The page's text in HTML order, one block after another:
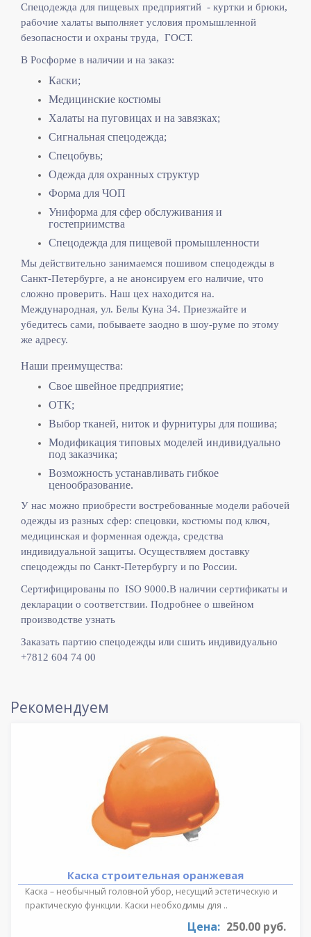
Спецодежда для пищевых предприятий - куртки и брюки,
рабочие халаты выполняет условия промышленной
безопасности и охраны труда, ГОСТ.
В Росформе в наличии и на заказ:
Каски;
Медицинские костюмы
Халаты на пуговицах и на завязках;
Сигнальная спецодежда;
Спецобувь;
Одежда для охранных структур
Форма для ЧОП
Униформа для сфер обслуживания и
гостеприимства
Спецодежда для пищевой промышленности
Мы действительно занимаемся пошивом спецодежды в
Санкт-Петербурге, а не анонсируем его наличие, что
сложно проверить. Наш цех находится на.
Международная, ул. Белы Куна 34. Приезжайте и
убедитесь сами, побываете заодно в шоу-руме по этому
же адресу.
Наши преимущества:
Свое швейное предприятие;
ОТК;
Выбор тканей, ниток и фурнитуры для пошива;
Модификация типовых моделей индивидуально
под заказчика;
Возможность устанавливать гибкое
ценообразование.
У нас можно приобрести востребованные модели рабочей
одежды из разных сфер: спецовки, костюмы под ключ,
медицинская и форменная одежда, средства
индивидуальной защиты. Осуществляем доставку
спецодежды по Санкт-Петербургу и по России.
Сертифицированы по ISO 9000.В наличии сертификаты и
декларации о соответствии. Подробнее о швейном
производстве узнать
Заказать партию спецодежды или сшить индивидуально
+7812 604 74 00
Рекомендуем
Каска строительная оранжевая
Каска – необычный головной убор, несущий эстетическую и
практическую функции. Каски необходимы для ..
Цена: 250.00 руб.